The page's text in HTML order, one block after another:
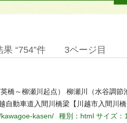
“754”件 3ページ目
橋～柳瀬川起点） 柳瀬川（水谷調
自動車道入間川橋梁【川越市入間川
kasen/
種別：html サイズ：